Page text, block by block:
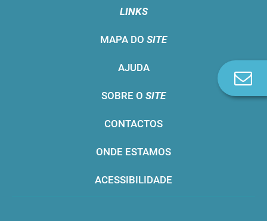
LINKS
MAPA DO SITE
AJUDA
SOBRE O SITE
CONTACTOS
ONDE ESTAMOS
ACESSIBILIDADE